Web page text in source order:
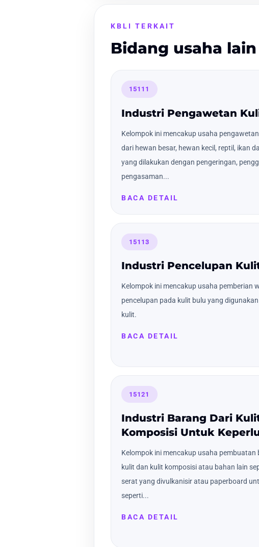
KBLI TERKAIT
Bidang usaha
15111
Industri Pengawetan
Kelompok ini mencakup usaha
dari hewan besar, hewan kecil, reptil, ikan
yang dilakukan dengan pengeringan,
pengasaman...
BACA DETAIL
15113
Industri Pencelupan
Kelompok ini mencakup usaha pemberian
pencelupan pada kulit bulu yang
kulit.
BACA DETAIL
15121
Industri Barang Dari
Komposisi Untuk
Kelompok ini mencakup usaha
kulit dan kulit komposisi atau bahan lain
serat yang divulkanisir atau paperboard
seperti...
BACA DETAIL